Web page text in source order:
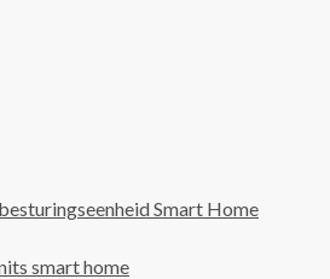
Smart Home
smart home